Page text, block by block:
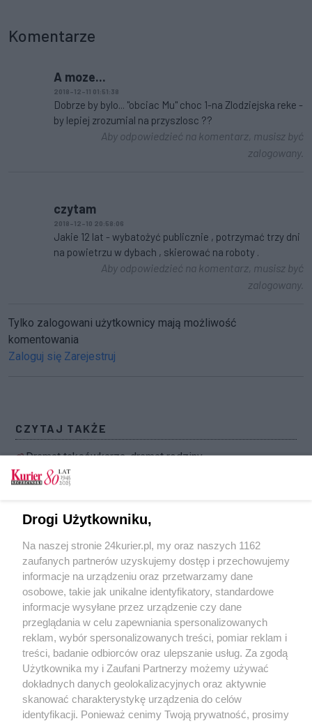
Komentarze
A moze...
2018-12-11 01:51:38
Dobrze by bylo... "obciac Mu" choc 1-na Zlodziejska reke -
by lepiej zrozumial na przyszlosc ??
Aby odpowiedzieć na komentarz, musisz być
zalogowany.
czytam
2018-12-10 20:58:06
Jakie 12 lat - wybatożyć publicznie , potrzymać trzy dni
na powietrzu w dybach , skierować na roboty .
Aby odpowiedzieć na komentarz, musisz być
zalogowany.
Tylko zalogowani użytkownicy mają możliwość
komentowania
Zaloguj się Zarejestruj
CZYTAJ TAKŻE
Dramat taksówkarza, dramat rodziny
Napad z nożem w ręku. Policja szuka sprawcy
ataku w sądzie
Napadał na kobiety, żeby je obrabować
Rozbój w kwiaciarni. Jest akt oskarżenia
POGODA
29℃
Zobacz prognozę na 3 dni
Drogi Użytkowniku,
Na naszej stronie 24kurier.pl, my oraz naszych 1162
zaufanych partnerów uzyskujemy dostęp i przechowujemy
informacje na urządzeniu oraz przetwarzamy dane
osobowe, takie jak unikalne identyfikatory, standardowe
informacje wysyłane przez urządzenie czy dane
przeglądania w celu zapewniania spersonalizowanych
reklam, wybór spersonalizowanych treści, pomiar reklam i
treści, badanie odbiorców oraz ulepszanie usług. Za zgodą
Użytkownika my i Zaufani Partnerzy możemy używać
dokładnych danych geolokalizacyjnych oraz aktywnie
skanować charakterystykę urządzenia do celów
identyfikacji. Ponieważ cenimy Twoją prywatność, prosimy